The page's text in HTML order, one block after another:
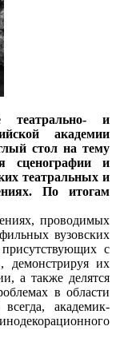
театрально- и
академии
стол на тему
сценографии и
театральных и
По итогам
проводимых
вузовских
с
демонстрируя их
а также делятся
в области
академик-